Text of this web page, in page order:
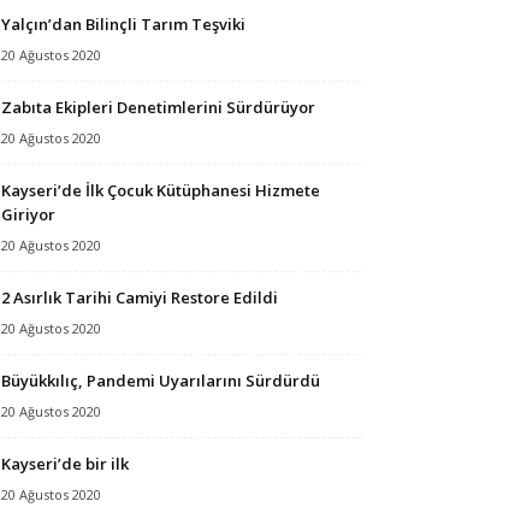
Yalçın’dan Bilinçli Tarım Teşviki
20 Ağustos 2020
Zabıta Ekipleri Denetimlerini Sürdürüyor
20 Ağustos 2020
Kayseri’de İlk Çocuk Kütüphanesi Hizmete
Giriyor
20 Ağustos 2020
2 Asırlık Tarihi Camiyi Restore Edildi
20 Ağustos 2020
Büyükkılıç, Pandemi Uyarılarını Sürdürdü
20 Ağustos 2020
Kayseri’de bir ilk
20 Ağustos 2020